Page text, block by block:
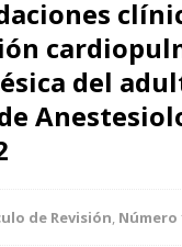
del
de Revisión, Número